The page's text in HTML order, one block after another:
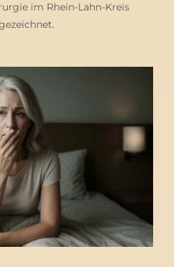
im Rhein-Lahn-Kreis